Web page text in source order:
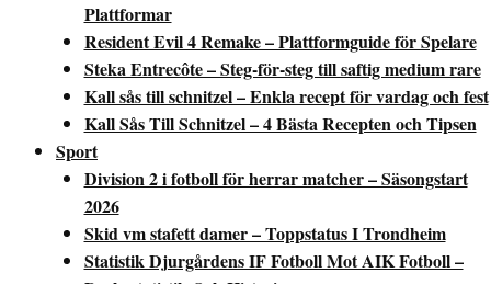
Plattformar
Resident Evil 4 Remake – Plattformguide för Spelare
Steka Entrecôte – Steg-för-steg till saftig medium rare
Kall sås till schnitzel – Enkla recept för vardag och fest
Kall Sås Till Schnitzel – 4 Bästa Recepten och Tipsen
Sport
Division 2 i fotboll för herrar matcher – Säsongstart
2026
Skid vm stafett damer – Toppstatus I Trondheim
Statistik Djurgårdens IF Fotboll Mot AIK Fotboll –